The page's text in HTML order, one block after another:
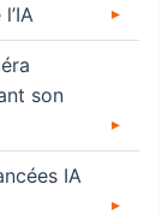
son
IA